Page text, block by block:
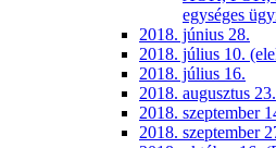
egységes
2018. június 28.
2018. július 10.
2018. július 16.
2018. augusztus 23.
2018. szeptember
2018. szeptember